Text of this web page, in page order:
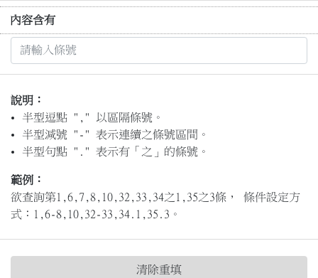
內容含有
說明：
半型逗點 "," 以區隔條號。
半型減號 "-" 表示連續之條號區間。
半型句點 "." 表示有「之」的條號。
範例：
欲查詢第1,6,7,8,10,32,33,34之1,35之3條， 條件設定方
式：1,6-8,10,32-33,34.1,35.3。
清除重填